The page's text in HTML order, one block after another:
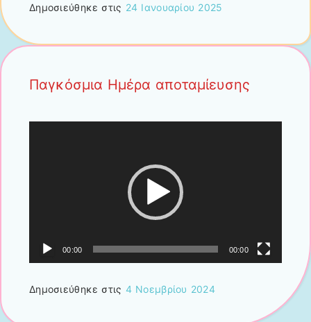
Δημοσιεύθηκε στις 24 Ιανουαρίου 2025
Παγκόσμια Ημέρα αποταμίευσης
00:00 00:00
Δημοσιεύθηκε στις 4 Νοεμβρίου 2024